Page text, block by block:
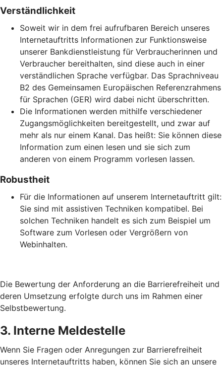
Verständlichkeit
Soweit wir in dem frei aufrufbaren Bereich unseres
Internetauftritts Informationen zur Funktionsweise
unserer Bankdienstleistung für Verbraucherinnen und
Verbraucher bereithalten, sind diese auch in einer
verständlichen Sprache verfügbar. Das Sprachniveau
B2 des Gemeinsamen Europäischen Referenzrahmens
für Sprachen (GER) wird dabei nicht überschritten.
Die Informationen werden mithilfe verschiedener
Zugangsmöglichkeiten bereitgestellt, und zwar auf
mehr als nur einem Kanal. Das heißt: Sie können diese
Information zum einen lesen und sie sich zum
anderen von einem Programm vorlesen lassen.
Robustheit
Für die Informationen auf unserem Internetauftritt gilt:
Sie sind mit assistiven Techniken kompatibel. Bei
solchen Techniken handelt es sich zum Beispiel um
Software zum Vorlesen oder Vergrößern von
Webinhalten.
Die Bewertung der Anforderung an die Barrierefreiheit und
deren Umsetzung erfolgte durch uns im Rahmen einer
Selbstbewertung.
3. Interne Meldestelle
Wenn Sie Fragen oder Anregungen zur Barrierefreiheit
unseres Internetauftritts haben, können Sie sich an unsere